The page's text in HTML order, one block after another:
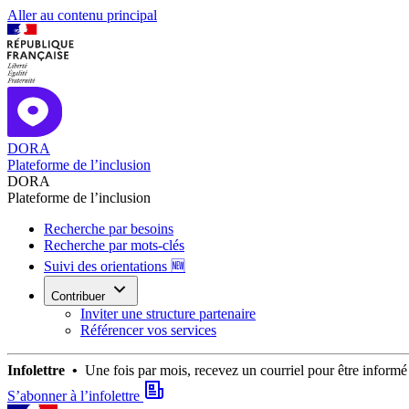
Aller au contenu principal
DORA
Plateforme de l’inclusion
DORA
Plateforme de l’inclusion
Recherche par besoins
Recherche par mots-clés
Suivi des orientations 🆕
Contribuer
Inviter une structure partenaire
Référencer vos services
Infolettre • Une fois par mois, recevez un courriel pour être
S’abonner à l’infolettre